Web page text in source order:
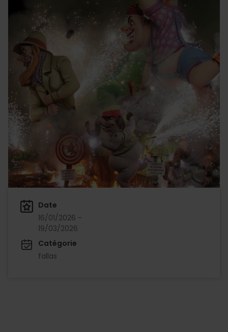
Date
16/01/2026 -
19/03/2026
Catégorie
fallas